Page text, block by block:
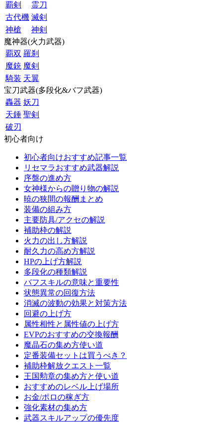
覇剣
霊刀
古代機 滅剣
神槍
神剣
魔神器(火力武器)
覇双 羅刹
魔銃 魔剣
騎装 天翼
宝刀武器(多段化&バフ武器)
轟器 妖刀
天錘 聖剣
破刃
初心者向け
初心者向けおすすめ記事一覧
リセマラおすすめ武器解説
序盤の進め方
女神様からの贈り物の解説
暁の狭間の報酬まとめ
装備の組み方
主要防具/アクセの解説
補助枠の解説
火力の出し方解説
耐久力の高め方解説
HPの上げ方解説
多段化の種類解説
バフスキルの意味と重要性
状態異常の回復方法
消滅の波動の効果と対策方法
回避の上げ方
属性相性と属性値の上げ方
EVPのおすすめの交換報酬
魔晶石の集め方使い道
定番装備セットは買うべき？
補助枠解放クエスト一覧
王国勲章の集め方と使い道
おすすめのレベル上げ場所
お金/ポロの稼ぎ方
強化素材の集め方
武器スキルアップの優先度